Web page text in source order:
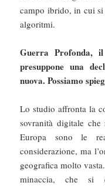
campo ibrido, in cui
algoritmi.
Guerra Profonda,
presuppone una
nuova. Possiamo
Lo studio affronta la
sovranità digitale
Europa sono le
considerazione, ma
geografica molto
minaccia, che si